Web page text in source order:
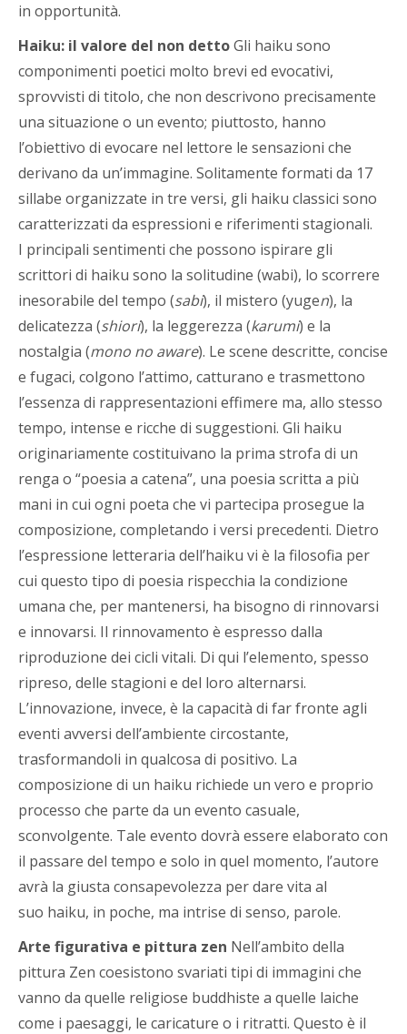
in opportunità.
Haiku: il valore del non dettoGli haiku sono
componimenti poetici molto brevi ed evocativi,
sprovvisti di titolo, che non descrivono precisamente
una situazione o un evento; piuttosto, hanno
l’obiettivo di evocare nel lettore le sensazioni che
derivano da un’immagine. Solitamente formati da 17
sillabe organizzate in tre versi, gli haiku classici sono
caratterizzati da espressioni e riferimenti stagionali.
I principali sentimenti che possono ispirare gli
scrittori di haiku sono la solitudine (wabi), lo scorrere
inesorabile del tempo (sabi), il mistero (yugen), la
delicatezza (shiori), la leggerezza (karumi) e la
nostalgia (mono no aware). Le scene descritte, concise
e fugaci, colgono l’attimo, catturano e trasmettono
l’essenza di rappresentazioni effimere ma, allo stesso
tempo, intense e ricche di suggestioni. Gli haiku
originariamente costituivano la prima strofa di un
renga o “poesia a catena”, una poesia scritta a più
mani in cui ogni poeta che vi partecipa prosegue la
composizione, completando i versi precedenti. Dietro
l’espressione letteraria dell’haiku vi è la filosofia per
cui questo tipo di poesia rispecchia la condizione
umana che, per mantenersi, ha bisogno di rinnovarsi
e innovarsi. Il rinnovamento è espresso dalla
riproduzione dei cicli vitali. Di qui l’elemento, spesso
ripreso, delle stagioni e del loro alternarsi.
L’innovazione, invece, è la capacità di far fronte agli
eventi avversi dell’ambiente circostante,
trasformandoli in qualcosa di positivo. La
composizione di un haiku richiede un vero e proprio
processo che parte da un evento casuale,
sconvolgente. Tale evento dovrà essere elaborato con
il passare del tempo e solo in quel momento, l’autore
avrà la giusta consapevolezza per dare vita al
suo haiku, in poche, ma intrise di senso, parole.
Arte figurativa e pittura zen Nell’ambito della
pittura Zen coesistono svariati tipi di immagini che
vanno da quelle religiose buddhiste a quelle laiche
come i paesaggi, le caricature o i ritratti. Questo è il